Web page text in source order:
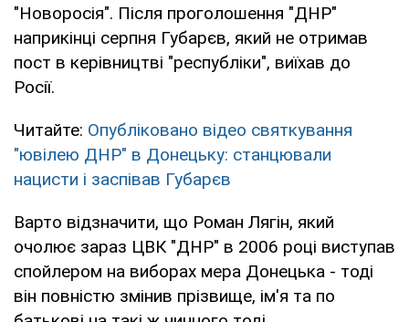
"Новоросія". Після проголошення "ДНР"
наприкінці серпня Губарєв, який не отримав
пост в керівництві "республіки", виїхав до
Росії.
Читайте: Опубліковано відео святкування
"ювілею ДНР" в Донецьку: станцювали
нацисти і заспівав Губарєв
Варто відзначити, що Роман Лягін, який
очолює зараз ЦВК "ДНР" в 2006 році виступав
спойлером на виборах мера Донецька - тоді
він повністю змінив прізвище, ім'я та по